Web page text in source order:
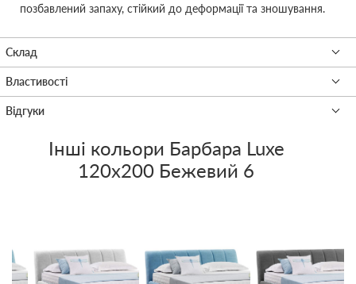
позбавлений запаху, стійкий до деформації та зношування.
Інші кольори Барбара Luxe
120x200 Бежевий 6